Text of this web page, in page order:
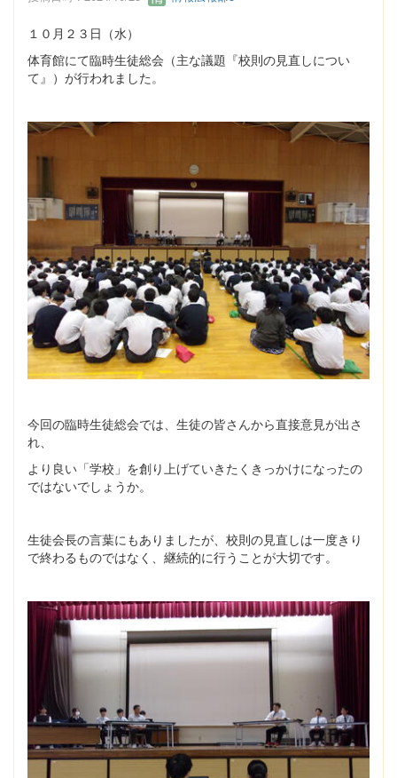
１０月２３日（水）
体育館にて臨時生徒総会（主な議題『校則の見直しについ
て』）が行われました。
今回の臨時生徒総会では、生徒の皆さんから直接意見が出さ
れ、
より良い「学校」を創り上げていきたくきっかけになったの
ではないでしょうか。
生徒会長の言葉にもありましたが、校則の見直しは一度きり
で終わるものではなく、継続的に行うことが大切です。